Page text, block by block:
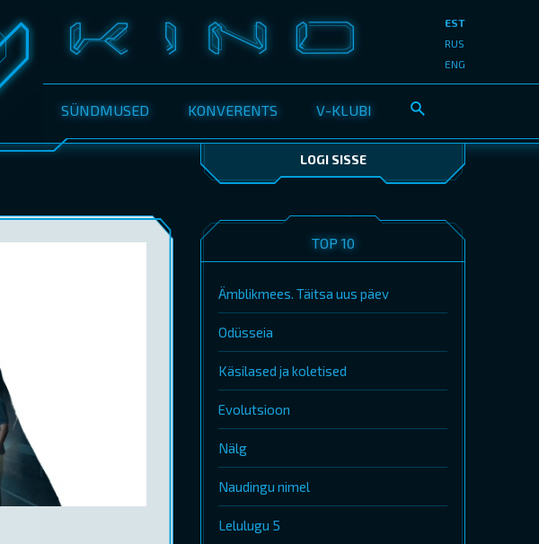
SÜNDMUSED KONVERENTS V-KLUBI
EST
RUS
ENG
LOGI SISSE
TOP 10
Ämblikmees. Täitsa uus päev
Odüsseia
Käsilased ja koletised
Evolutsioon
Nälg
Naudingu nimel
Lelulugu 5